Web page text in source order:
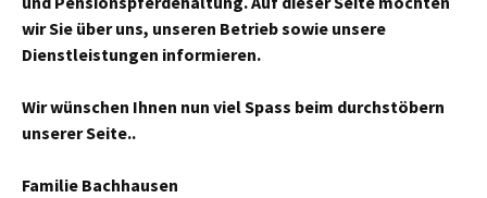
wir Sie über uns, unseren Betrieb sowie unsere
Dienstleistungen informieren.
Wir wünschen Ihnen nun viel Spass beim durchstöbern
unserer Seite..
Familie Bachhausen